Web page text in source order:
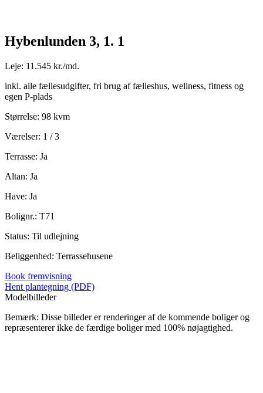
Hybenlunden 3, 1. 1
Leje: 11.545 kr./md.
inkl. alle fællesudgifter, fri brug af fælleshus, wellness, fitness og
egen P-plads
Størrelse: 98 kvm
Værelser: 1 / 3
Terrasse: Ja
Altan: Ja
Have: Ja
Bolignr.: T71
Status: Til udlejning
Beliggenhed: Terrassehusene
Book fremvisning
Hent plantegning (PDF)
Modelbilleder
Bemærk: Disse billeder er renderinger af de kommende boliger og
repræsenterer ikke de færdige boliger med 100% nøjagtighed.